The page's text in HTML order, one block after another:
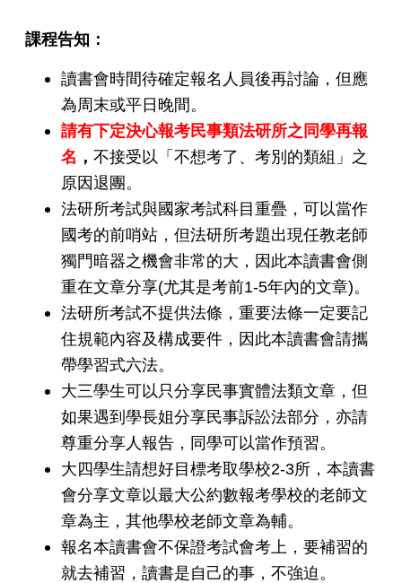
課程告知 ：
讀書會時間待確定報名人員後再討論，但應
為周末或平日晚間。
請有下定決心報考民事類法研所之同學再報
名 ， 不接受以「不想考了、考別的類組」之
原因退團。
法研所考試與國家考試科目重疊，可以當作
國考的前哨站，但法研所考題出現任教老師
獨門暗器之機會非常的大，因此本讀書會側
重在文章分享(尤其是考前1-5年內的文章)。
法研所考試不提供法條，重要法條一定要記
住規範內容及構成要件，因此本讀書會請攜
帶學習式六法。
大三學生可以只分享民事實體法類文章，但
如果遇到學長姐分享民事訴訟法部分，亦請
尊重分享人報告，同學可以當作預習。
大四學生請想好目標考取學校2-3所，本讀書
會分享文章以最大公約數報考學校的老師文
章為主，其他學校老師文章為輔。
報名本讀書會不保證考試會考上，要補習的
就去補習，讀書是自己的事，不強迫。